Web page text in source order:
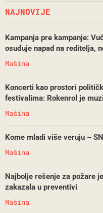
NAJNOVIJE
Kampanja pre kampanje:
osuđuje napad na reditelja,
Mašina
Koncerti kao prostori
festivalima: Rokenrol je
Mašina
Kome mladi više veruju –
Mašina
Najbolje rešenje za požare
zakazala u preventivi
Mašina